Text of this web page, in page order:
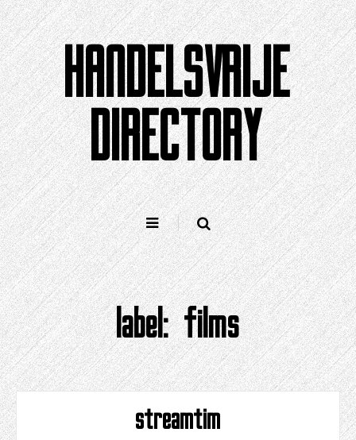
Doorgaan
naar
artikel
HANDELSVRIJE
DIRECTORY
label:films
streamtim